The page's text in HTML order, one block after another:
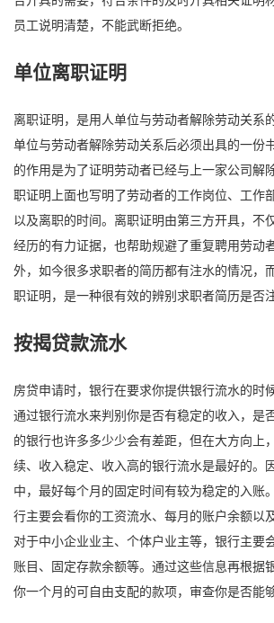
员工说明清楚，不能武断拒绝。
单位离职证明
离职证明，是用人单位与劳动者解除劳动关系
单位与劳动者解除劳动关系后必须出具的一份
的作用是为了证明劳动者已经与上一家公司解
职证明上面也写明了劳动者的工作岗位、工作
以及离职的时间。离职证明由第三方开具，不
经历的有力证据，也帮助规避了重复聘用劳动
外，如今很多求职者的简历都有注水的情况，
职证明，是一种很有效的辨别求职者简历是否
按揭贷款流水
房贷申请时，银行在要求你提供银行流水的时
通过银行流水来判别你是否有稳定的收入，是
的银行也许多多少少会有差距，但在大方向上
续、收入稳定、收入高的银行流水是最好的。
中，最好每个月的固定时间有较为稳定的入账
行主要会看你的工资流水、每月的账户余额以
对于中小企业业主、个体户业主等，银行主要
账目、固定存款余额等。通过这些信息再根据
你一个月的可自由支配的款项，审查你是否能